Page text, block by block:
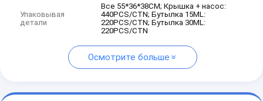
Упаковывая
детали
Все 55*36*38CM; Крышка + насос:
440PCS/CTN; Бутылка 15ML:
220PCS/CTN; Бутылка 30ML:
220PCS/CTN
Осмотрите больше